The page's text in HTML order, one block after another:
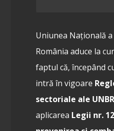
Uniunea Națională
România aduce la
faptul că, începând
intră în vigoare
sectoriale ale UNBR
aplicarea Legii nr.